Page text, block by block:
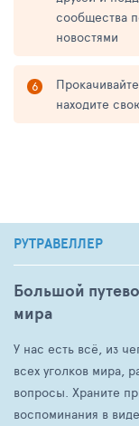
сообщества
новостями
находите
РУТРАВЕЛЛЕР
Большой
мира
У нас есть всё, из
всех уголков мира,
вопросы. Храните
воспоминания в